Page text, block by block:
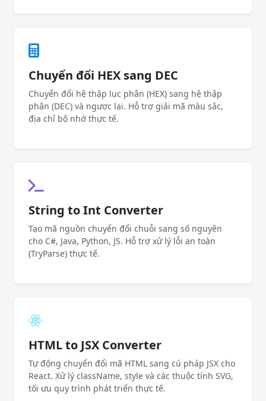
Chuyển đổi HEX sang DEC
Chuyển đổi hệ thập lục phân (HEX) sang hệ thập
phân (DEC) và ngược lại. Hỗ trợ giải mã màu sắc,
địa chỉ bộ nhớ thực tế.
String to Int Converter
Tạo mã nguồn chuyển đổi chuỗi sang số nguyên
cho C#, Java, Python, JS. Hỗ trợ xử lý lỗi an toàn
(TryParse) thực tế.
HTML to JSX Converter
Tự động chuyển đổi mã HTML sang cú pháp JSX cho
React. Xử lý className, style và các thuộc tính SVG,
tối ưu quy trình phát triển thực tế.